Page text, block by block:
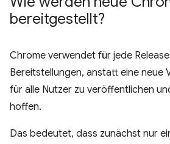
bereitgestellt?
Chrome verwendet für jede
Bereitstellungen, anstatt eine neue
für alle Nutzer zu veröffentlichen
hoffen.
Das bedeutet, dass zunächst nur